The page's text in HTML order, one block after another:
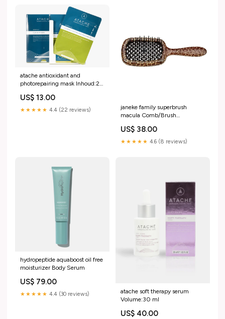
atache antioxidant and
photorepairing mask Inhoud:20
US$ 13.00
★★★★★ 4.4 (22 reviews)
janeke family superbrush
macula Comb/Brush
US$ 38.00
★★★★★ 4.6 (8 reviews)
hydropeptide aquaboost oil free
moisturizer Body Serum
US$ 79.00
★★★★★ 4.4 (30 reviews)
atache soft therapy serum
Volume:30 ml
US$ 40.00